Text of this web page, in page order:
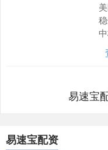
易速宝
易速宝配资